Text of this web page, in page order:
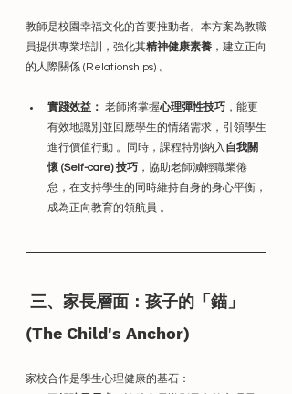
教師是校園幸福文化的首要推動者。本方案為教職
員提供專業培訓，強化其精神健康素養 ，建立正向
的人際關係 (Relationships) 。
實踐效益： 老師將掌握心理彈性技巧 ，能更
有效地識別並回應學生的情緒需求，引領學生
進行價值行動 。同時，課程特別納入 自我關
懷 (Self-care) 技巧 ，協助老師減輕職業倦
怠，在支持學生的同時維持自身的身心平衡，
成為正向教育的領航員 。
三、家長層面：孩子的「錨」
(The Child's Anchor)
家校合作是學生心理健康的基石：